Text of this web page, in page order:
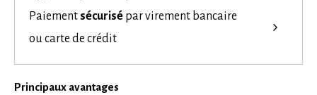
Paiementsécurisé par virement bancaire
ou carte de crédit
Principaux avantages